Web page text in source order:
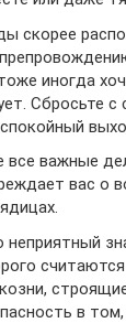
скорее
иногда
Сбросьте с
все важные
вас о
неприятный
считаются
в том,